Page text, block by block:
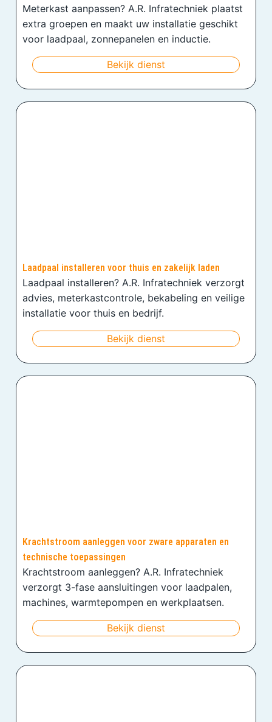
Meterkast aanpassen? A.R. Infratechniek plaatst
extra groepen en maakt uw installatie geschikt
voor laadpaal, zonnepanelen en inductie.
Bekijk dienst
Laadpaal installeren voor thuis en zakelijk laden
Laadpaal installeren? A.R. Infratechniek verzorgt
advies, meterkastcontrole, bekabeling en veilige
installatie voor thuis en bedrijf.
Bekijk dienst
Krachtstroom aanleggen voor zware apparaten en
technische toepassingen
Krachtstroom aanleggen? A.R. Infratechniek
verzorgt 3-fase aansluitingen voor laadpalen,
machines, warmtepompen en werkplaatsen.
Bekijk dienst